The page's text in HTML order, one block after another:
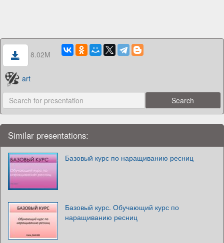
8.02M
art
Similar presentations:
Базовый курс по наращиванию ресниц
Базовый курс. Обучающий курс по
наращиванию ресниц